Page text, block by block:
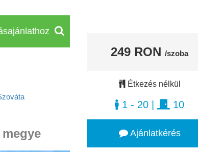
249 RON /szoba
Étkezés nélkül
1 - 20 10
Ajánlatkérés